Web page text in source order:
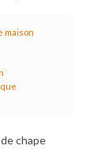
maison
chape